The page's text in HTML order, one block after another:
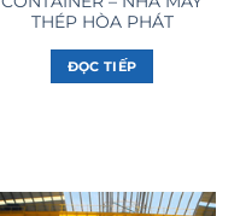
THÉP HÒA PHÁT
ĐỌC TIẾP